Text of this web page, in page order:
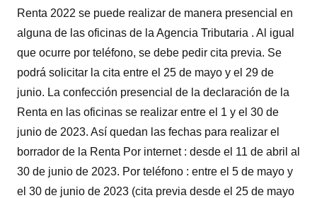
Renta 2022 se puede realizar de manera presencial en
alguna de las oficinas de la Agencia Tributaria . Al igual
que ocurre por teléfono, se debe pedir cita previa. Se
podrá solicitar la cita entre el 25 de mayo y el 29 de
junio. La confección presencial de la declaración de la
Renta en las oficinas se realizar entre el 1 y el 30 de
junio de 2023. Así quedan las fechas para realizar el
borrador de la Renta Por internet : desde el 11 de abril al
30 de junio de 2023. Por teléfono : entre el 5 de mayo y
el 30 de junio de 2023 (cita previa desde el 25 de mayo